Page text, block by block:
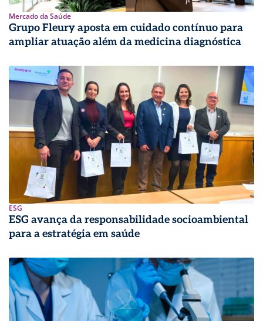
Mercado da Saúde
Grupo Fleury aposta em cuidado contínuo para
ampliar atuação além da medicina diagnóstica
ESG
ESG avança da responsabilidade socioambiental
para a estratégia em saúde